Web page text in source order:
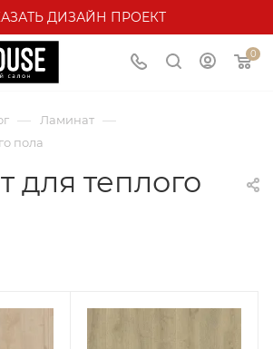
ДИЗАЙН ПРОЕКТ
0
— Ламинат —
пола
для теплого